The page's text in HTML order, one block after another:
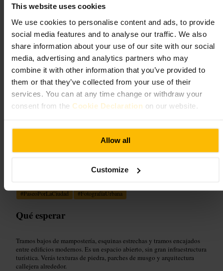
This website uses cookies
We use cookies to personalise content and ads, to provide
social media features and to analyse our traffic. We also
share information about your use of our site with our social
media, advertising and analytics partners who may
combine it with other information that you’ve provided to
them or that they’ve collected from your use of their
services. You can at any time change or withdraw your
consent from the Cookie Declaration on our website.
Allow all
Customize
Old Dublin City Wall
Lugares de interés y espacios al aire libre
4,3
4,5
“Un fragmento tangible de la Dublín medieval
#PaseoPorLaCiudad #FotografíaUrbana
Qué esperar
Tramos bajos de mampostería, esquinas estrechas y tramos encajados
entre edificios modernos. Es un espacio abierto, sin gran infraestructura
turística. Verás texturas de piedra, parches de musgo y arquitectura
callejera alrededor.